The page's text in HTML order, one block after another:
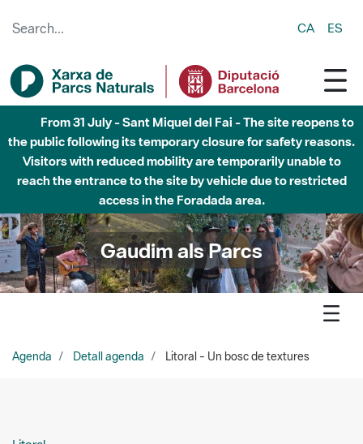
CA ES
From 31 July - Sant Miquel del Fai - The site reopens to
the public following its temporary closure for safety reasons.
Visitors with reduced mobility are temporarily unable to
reach the entrance to the site by vehicle due to restricted
access in the Foradada area.
Gaudim als Parcs
Agenda Detall agenda Litoral - Un bosc de textures